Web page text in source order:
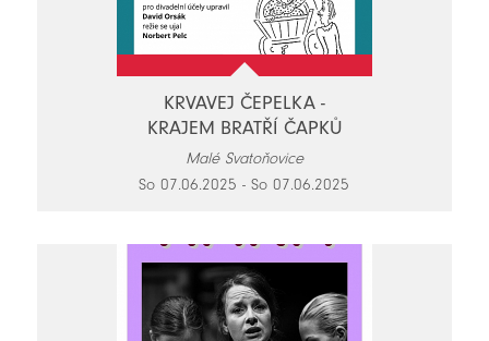
KRVAVEJ ČEPELKA -
KRAJEM BRATŘÍ ČAPKŮ
Malé Svatoňovice
So 07.06.2025 - So 07.06.2025